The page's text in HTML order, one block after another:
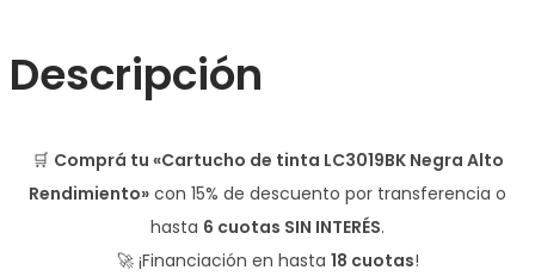
Descripción
🛒 Comprá tu «Cartucho de tinta LC3019BK Negra Alto
Rendimiento» con 15% de descuento por transferencia o
hasta 6 cuotas SIN INTERÉS.
🚀 ¡Financiación en hasta 18 cuotas!